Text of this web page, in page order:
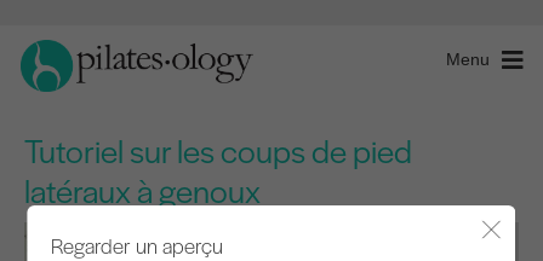
Menu
Tutoriel sur les coups de pied
latéraux à genoux
Regarder un aperçu